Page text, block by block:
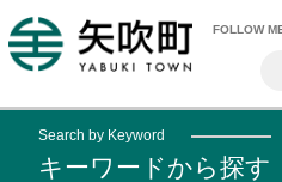
矢吹町
FOLLOW
Search by Keyword
キーワードから探す